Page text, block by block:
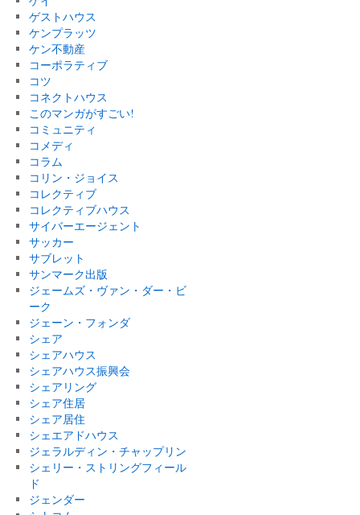
ゲストハウス
ケンプラッツ
ケン不動産
コーポラティブ
コツ
コネクトハウス
このマンガがすごい!
コミュニティ
コメディ
コラム
コリン・ジョイス
コレクティブ
コレクティブハウス
サイバーエージェント
サッカー
サブレット
サンマーク出版
ジェームズ・ヴァン・ダー・ビ
ーク
ジェーン・フォンダ
シェア
シェアハウス
シェアハウス振興会
シェアリング
シェア住居
シェア居住
シェエアドハウス
ジェラルディン・チャップリン
シェリー・ストリングフィール
ド
ジェンダー